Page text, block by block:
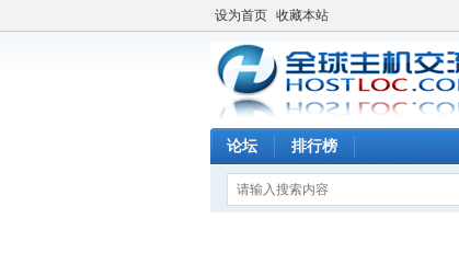
设为首页 收藏本站
论坛 排行榜